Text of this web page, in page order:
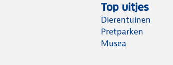
Top uitjes
Dierentuinen
Pretparken
Musea